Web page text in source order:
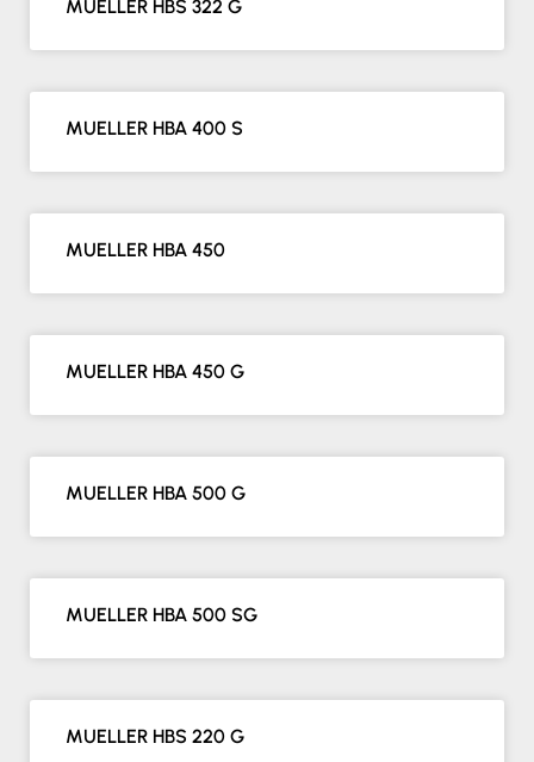
MUELLER HBS 322 G
MUELLER HBA 400 S
MUELLER HBA 450
MUELLER HBA 450 G
MUELLER HBA 500 G
MUELLER HBA 500 SG
MUELLER HBS 220 G